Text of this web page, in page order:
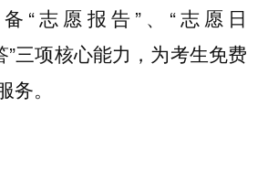
“志愿报告”、“志愿日
”三项核心能力，为考生免费
。